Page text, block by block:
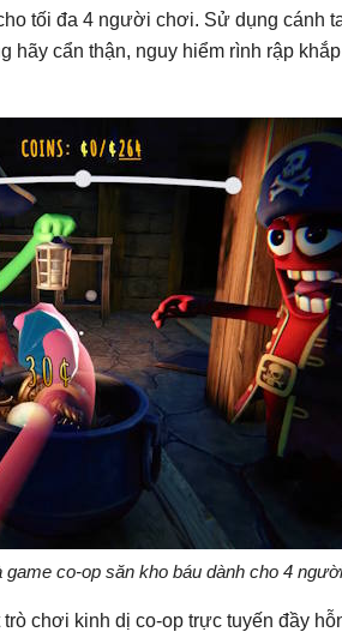
tối đa 4 người chơi. Sử dụng cánh
hãy cẩn thận, nguy hiểm rình rập
game co-op săn kho báu dành cho 4
chơi kinh dị co-op trực tuyến đầy